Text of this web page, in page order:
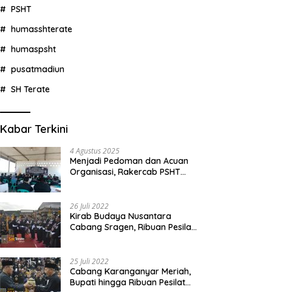
PSHT
humasshterate
humaspsht
pusatmadiun
SH Terate
Kabar Terkini
4 Agustus 2025
Menjadi Pedoman dan Acuan
Organisasi, Rakercab PSHT
Kerja, Berjalan Lancar dan
Sukses
26 Juli 2022
Kirab Budaya Nusantara
Cabang Sragen, Ribuan Pesilat
25 Juli 2022
Cabang Karanganyar Meriah,
Bupati hingga Ribuan Pesilat